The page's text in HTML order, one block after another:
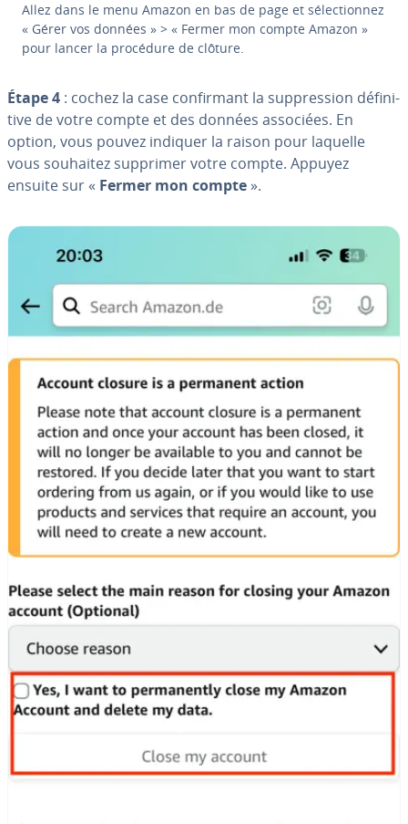
Allez dans le menu Amazon en bas de page et sé­lec­tion­nez
« Gérer vos données » > « Fermer mon compte Amazon »
pour lancer la procédure de clôture.
Étape 4 : cochez la case con­fir­mant la sup­pres­sion dé­fi­ni­
tive de votre compte et des données associées. En
option, vous pouvez indiquer la raison pour laquelle
vous souhaitez supprimer votre compte. Appuyez
ensuite sur « Fermer mon compte ».